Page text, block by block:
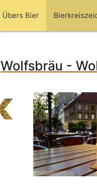
Übers Bier
Wolfsbräu -